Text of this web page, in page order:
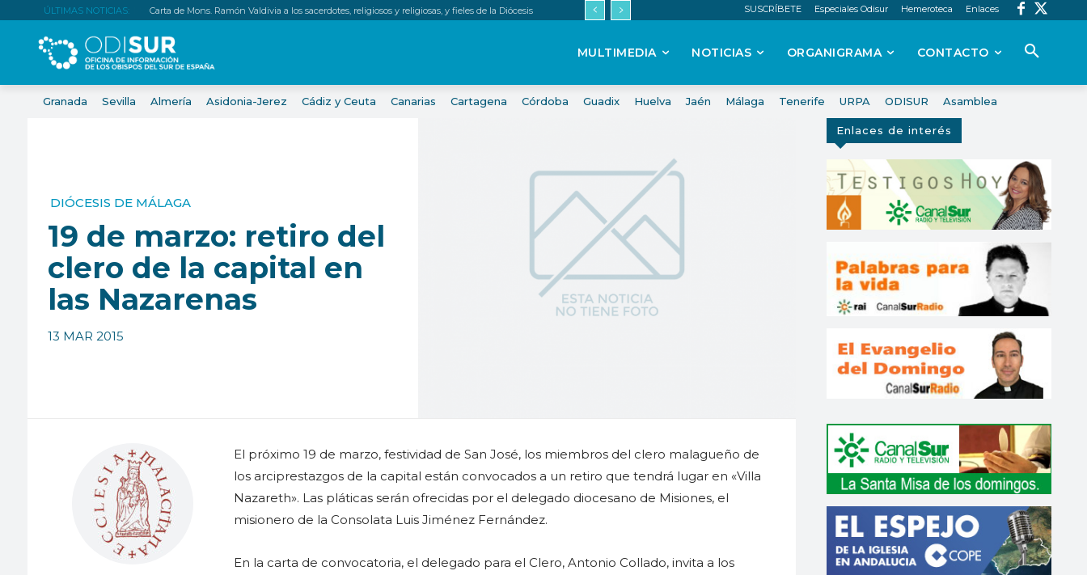
ÚLTIMAS NOTICIAS: Carta de Mons. Ramón Valdivia a los sacerdotes, religiosos y religiosas, y fieles de la Diócesis SUSCRÍBETE Especiales Odisur Hemeroteca Enlaces
MULTIMEDIA NOTICIAS ORGANIGRAMA CONTACTO
Granada Sevilla Almería Asidonia-Jerez Cádiz y Ceuta Canarias Cartagena Córdoba Guadix Huelva Jaén Málaga Tenerife URPA ODISUR Asamblea
DIÓCESIS DE MÁLAGA
19 de marzo: retiro del
clero de la capital en
las Nazarenas
13 MAR 2015
El próximo 19 de marzo, festividad de San José, los miembros del clero malagueño de
los arciprestazgos de la capital están convocados a un retiro que tendrá lugar en «Villa
Nazareth». Las pláticas serán ofrecidas por el delegado diocesano de Misiones, el
misionero de la Consolata Luis Jiménez Fernández.
En la carta de convocatoria, el delegado para el Clero, Antonio Collado, invita a los
Enlaces de interés